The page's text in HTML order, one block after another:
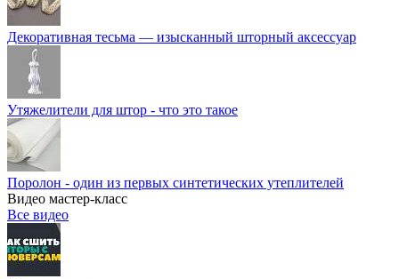
Декоративная тесьма — изысканный шторный аксессуар
Утяжелители для штор - что это такое
Поролон - один из первых синтетических утеплителей
Видео мастер-класс
Все видео